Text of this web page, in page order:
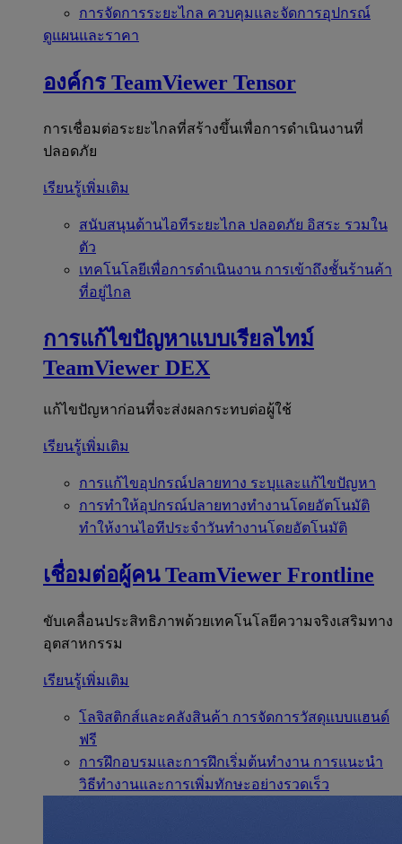
การจัดการระยะไกล ควบคุมและจัดการอุปกรณ์
ดูแผนและราคา
องค์กร TeamViewer Tensor
การเชื่อมต่อระยะไกลที่สร้างขึ้นเพื่อการดำเนินงานที่
ปลอดภัย
เรียนรู้เพิ่มเติม
สนับสนุนด้านไอทีระยะไกล ปลอดภัย อิสระ รวมใน
ตัว
เทคโนโลยีเพื่อการดำเนินงาน การเข้าถึงชั้นร้านค้า
ที่อยู่ไกล
การแก้ไขปัญหาแบบเรียลไทม์
TeamViewer DEX
แก้ไขปัญหาก่อนที่จะส่งผลกระทบต่อผู้ใช้
เรียนรู้เพิ่มเติม
การแก้ไขอุปกรณ์ปลายทาง ระบุและแก้ไขปัญหา
การทำให้อุปกรณ์ปลายทางทำงานโดยอัตโนมัติ
ทำให้งานไอทีประจำวันทำงานโดยอัตโนมัติ
เชื่อมต่อผู้คน TeamViewer Frontline
ขับเคลื่อนประสิทธิภาพด้วยเทคโนโลยีความจริงเสริมทาง
อุตสาหกรรม
เรียนรู้เพิ่มเติม
โลจิสติกส์และคลังสินค้า การจัดการวัสดุแบบแฮนด์
ฟรี
การฝึกอบรมและการฝึกเริ่มต้นทำงาน การแนะนำ
วิธีทำงานและการเพิ่มทักษะอย่างรวดเร็ว